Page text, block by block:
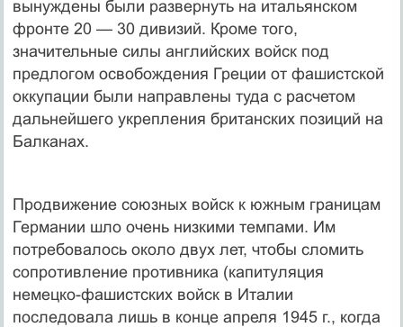
вынуждены были развернуть на итальянском
фронте 20 — 30 дивизий. Кроме того,
значительные силы английских войск под
предлогом освобождения Греции от фашистской
оккупации были направлены туда с расчетом
дальнейшего укрепления британских позиций на
Балканах.
Продвижение союзных войск к южным границам
Германии шло очень низкими темпами. Им
потребовалось около двух лет, чтобы сломить
сопротивление противника (капитуляция
немецко-фашистских войск в Италии
последовала лишь в конце апреля 1945 г., когда